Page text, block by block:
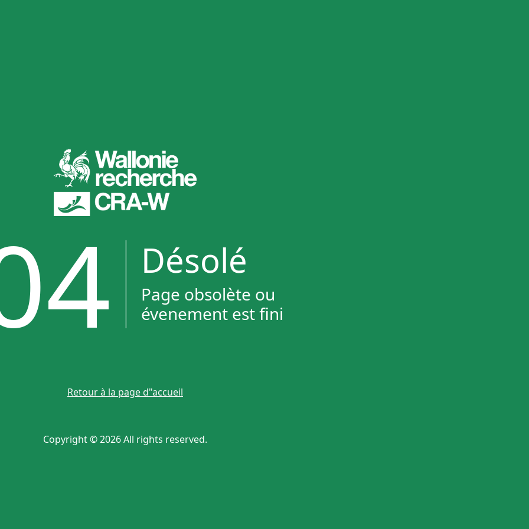
Désolé
Page obsolète ou
évenement est fini
Retour à la page d"accueil
Copyright © 2026 All rights reserved.